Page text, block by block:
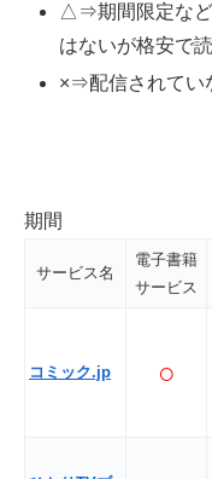
△⇒期間限定など
はないが格安で読
×⇒配信されてい
期間
サービス名
電子書籍
サービス
コミック.jp ○